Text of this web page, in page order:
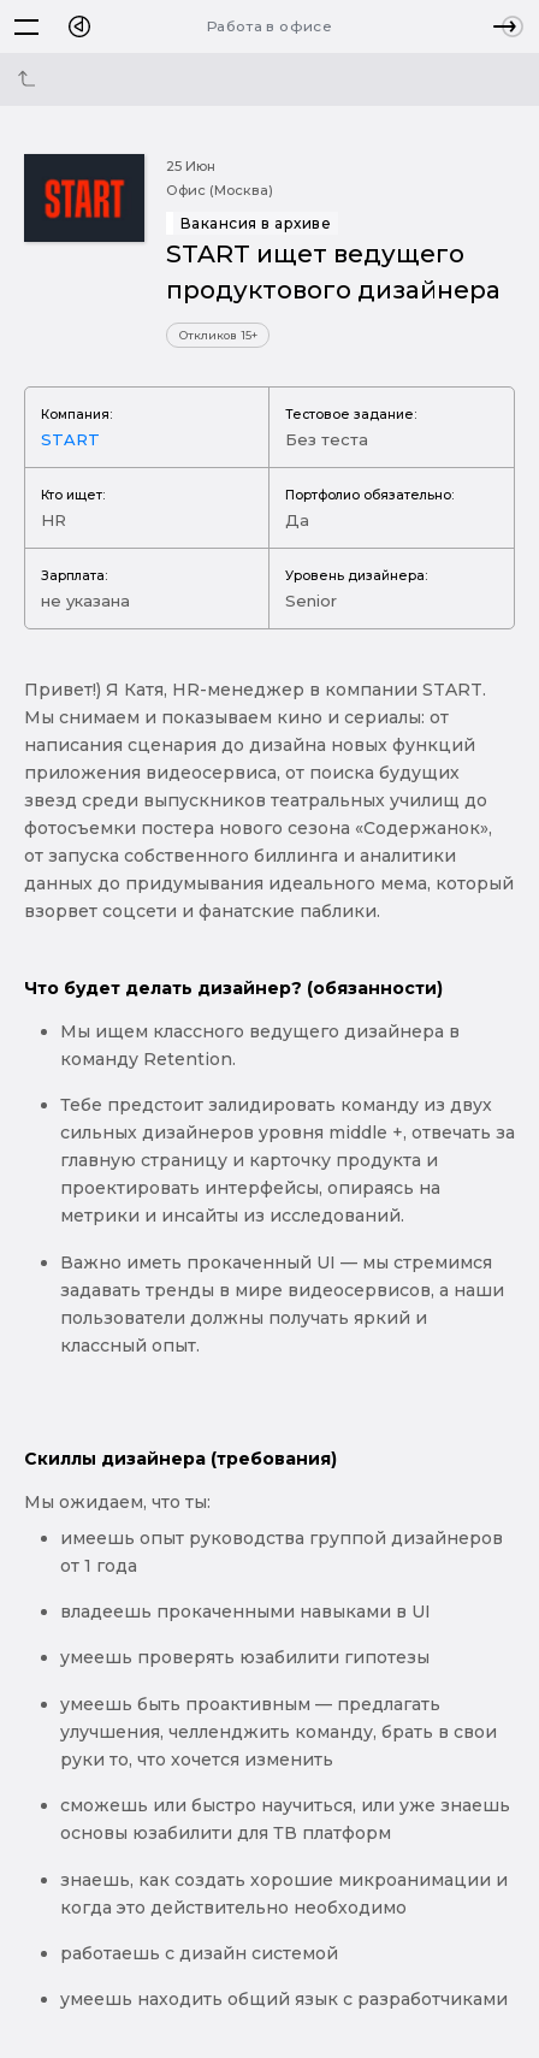
Работа в офисе
25 Июн
Офис (Москва)
Вакансия в архиве
START ищет ведущего
продуктового дизайнера
Откликов 15+
Компания:
START
Тестовое задание:
Без теста
Кто ищет:
HR
Портфолио обязательно:
Да
Зарплата:
не указана
Уровень дизайнера:
Senior
Привет!) Я Катя, HR-менеджер в компании START.
Мы снимаем и показываем кино и сериалы: от
написания сценария до дизайна новых функций
приложения видеосервиса, от поиска будущих
звезд среди выпускников театральных училищ до
фотосъемки постера нового сезона «Содержанок»,
от запуска собственного биллинга и аналитики
данных до придумывания идеального мема, который
взорвет соцсети и фанатские паблики.
Что будет делать дизайнер? (обязанности)
Мы ищем классного ведущего дизайнера в
команду Retention.
Тебе предстоит залидировать команду из двух
сильных дизайнеров уровня middle +, отвечать за
главную страницу и карточку продукта и
проектировать интерфейсы, опираясь на
метрики и инсайты из исследований.
Важно иметь прокаченный UI — мы стремимся
задавать тренды в мире видеосервисов, а наши
пользователи должны получать яркий и
классный опыт.
Скиллы дизайнера (требования)
Мы ожидаем, что ты:
имеешь опыт руководства группой дизайнеров
от 1 года
владеешь прокаченными навыками в UI
умеешь проверять юзабилити гипотезы
умеешь быть проактивным — предлагать
улучшения, челленджить команду, брать в свои
руки то, что хочется изменить
сможешь или быстро научиться, или уже знаешь
основы юзабилити для ТВ платформ
знаешь, как создать хорошие микроанимации и
когда это действительно необходимо
работаешь с дизайн системой
умеешь находить общий язык с разработчиками